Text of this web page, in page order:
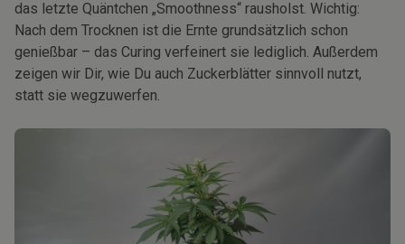
das letzte Quäntchen „Smoothness“ rausholst. Wichtig:
Nach dem Trocknen ist die Ernte grundsätzlich schon
genießbar – das Curing verfeinert sie lediglich. Außerdem
zeigen wir Dir, wie Du auch Zuckerblätter sinnvoll nutzt,
statt sie wegzuwerfen.